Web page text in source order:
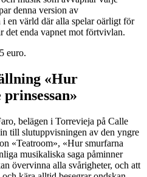
denna version av
en värld där alla spelar oärligt för
det enda vapnet mot förtvivlan.
euro.
«Hur
belägen i Torrevieja på Calle
till slutuppvisningen av den yngre
«Teatroom», «Hur smurfarna
musikaliska saga påminner
övervinna alla svårigheter, och att